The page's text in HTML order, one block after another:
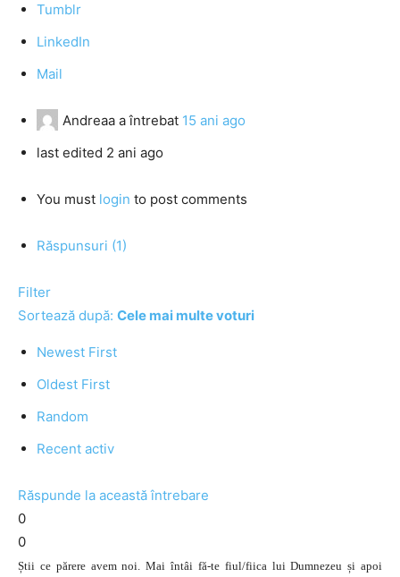
Tumblr
LinkedIn
Mail
Andreaa a întrebat 15 ani ago
last edited 2 ani ago
You must login to post comments
Răspunsuri (1)
Filter
Sortează după: Cele mai multe voturi
Newest First
Oldest First
Random
Recent activ
Răspunde la această întrebare
0
0
Știi ce părere avem noi. Mai întâi fă-te fiul/fiica lui Dumnezeu și apoi